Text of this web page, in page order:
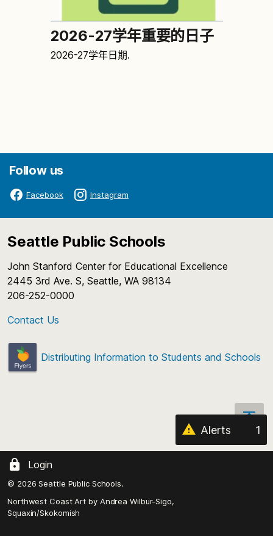
2026-27学年重要的日子
2026-27学年日期.
Follow us
Facebook Instagram
Seattle Public Schools
John Stanford Center for Educational Excellence
2445 3rd Ave. S, Seattle, WA 98134
206-252-0000
Contact Us
Distributing Information to Students and Schools
Scroll
Alerts 1
Login
© 2026 Seattle Public Schools.
Northwest Coast Art by Andrea Wilbur-Sigo,
Squaxin/Skokomish